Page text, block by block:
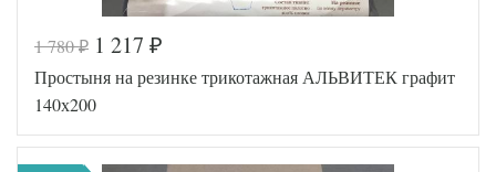
1 780₽ 1 217 ₽
Простыня на резинке трикотажная АЛЬВИТЕК графит
140х200